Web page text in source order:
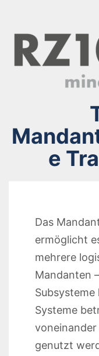
e
Das
ermöglicht
mehrere
Mandanten
Systeme
genutzt